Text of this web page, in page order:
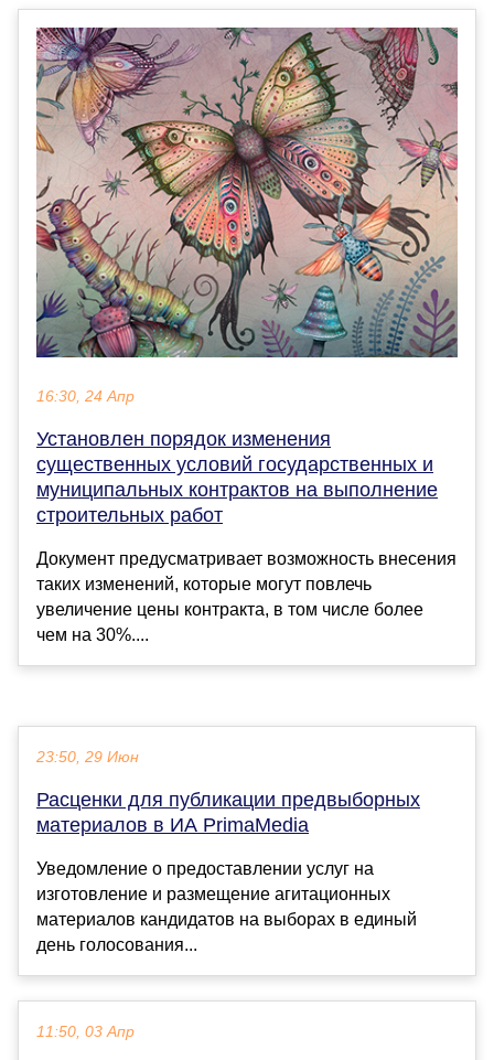
16:30, 24 Апр
Установлен порядок изменения
существенных условий государственных и
муниципальных контрактов на выполнение
строительных работ
Документ предусматривает возможность внесения
таких изменений, которые могут повлечь
увеличение цены контракта, в том числе более
чем на 30%....
23:50, 29 Июн
Расценки для публикации предвыборных
материалов в ИА PrimaMedia
Уведомление о предоставлении услуг на
изготовление и размещение агитационных
материалов кандидатов на выборах в единый
день голосования...
11:50, 03 Апр